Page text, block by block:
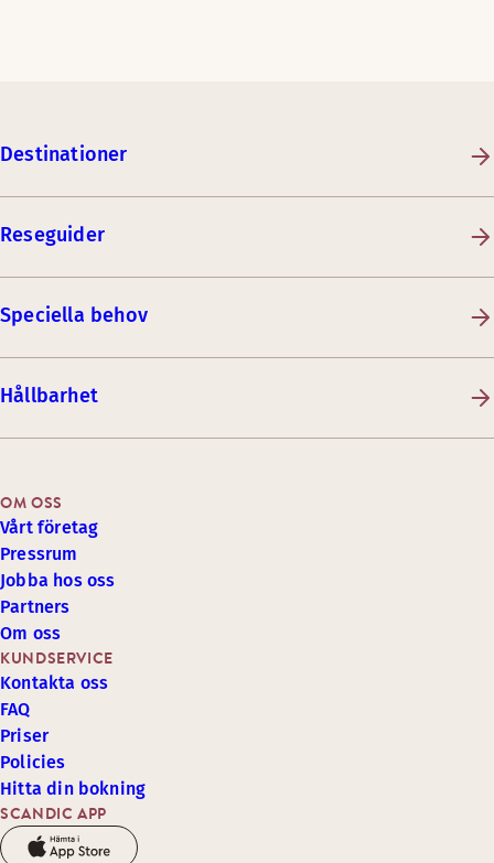
Destinationer
Reseguider
Speciella behov
Hållbarhet
SCANDIC APP
KUNDSERVICE
Kontakta oss
FAQ
Priser
Policies
Hitta din bokning
OM OSS
Vårt företag
Pressrum
Jobba hos oss
Partners
Om oss